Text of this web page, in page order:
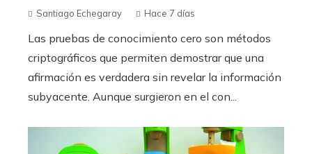
Santiago Echegaray Hace 7 días
Las pruebas de conocimiento cero son métodos
criptográficos que permiten demostrar que una
afirmación es verdadera sin revelar la información
subyacente. Aunque surgieron en el con...